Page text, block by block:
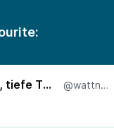
Watt’n los? – Plattes Land, tiefe Themen @wattnlos